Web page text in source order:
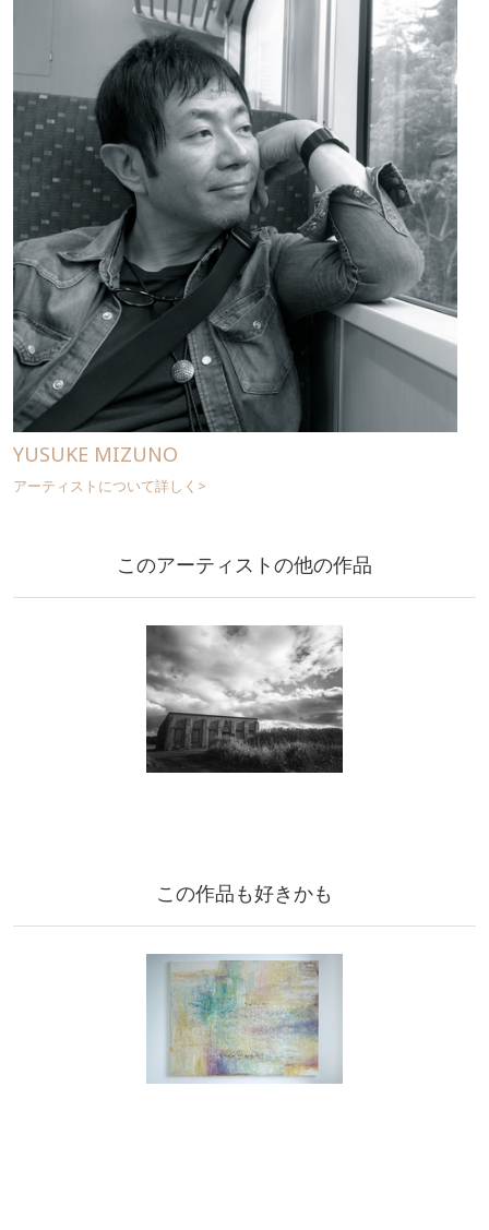
YUSUKE MIZUNO
アーティストについて詳しく>
このアーティストの他の作品
この作品も好きかも